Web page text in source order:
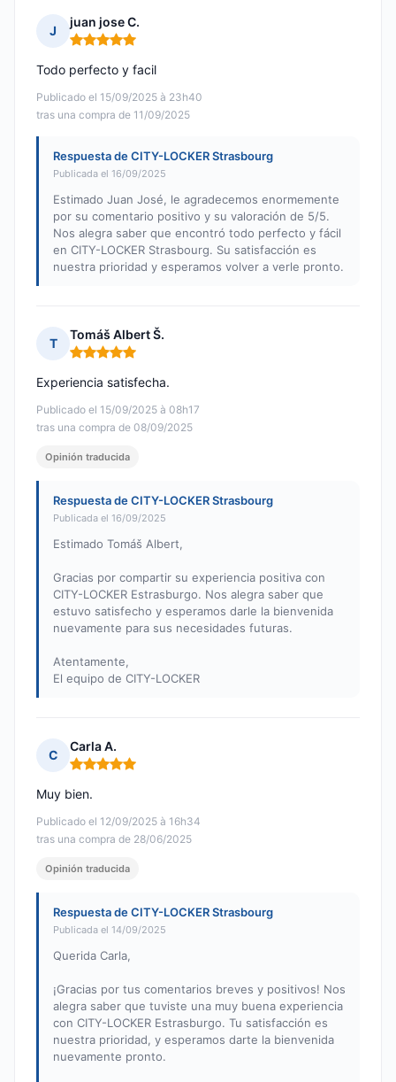
J
juan jose C.
Nota: 5 de 5
Publicado el 15/09/2025 à 23h40
tras una compra de 11/09/2025
Todo perfecto y facil
Respuesta de CITY-LOCKER Strasbourg
Publicada el 16/09/2025
Estimado Juan José, le agradecemos enormemente
por su comentario positivo y su valoración de 5/5.
Nos alegra saber que encontró todo perfecto y fácil
en CITY-LOCKER Strasbourg. Su satisfacción es
nuestra prioridad y esperamos volver a verle pronto.
T
Tomáš Albert Š.
Nota: 5 de 5
Publicado el 15/09/2025 à 08h17
tras una compra de 08/09/2025
Experiencia satisfecha.
Opinión traducida
Respuesta de CITY-LOCKER Strasbourg
Publicada el 16/09/2025
Estimado Tomáš Albert,
Gracias por compartir su experiencia positiva con
CITY-LOCKER Estrasburgo. Nos alegra saber que
estuvo satisfecho y esperamos darle la bienvenida
nuevamente para sus necesidades futuras.
Atentamente,
El equipo de CITY-LOCKER
C
Carla A.
Nota: 5 de 5
Publicado el 12/09/2025 à 16h34
tras una compra de 28/06/2025
Muy bien.
Opinión traducida
Respuesta de CITY-LOCKER Strasbourg
Publicada el 14/09/2025
Querida Carla,
¡Gracias por tus comentarios breves y positivos! Nos
alegra saber que tuviste una muy buena experiencia
con CITY-LOCKER Estrasburgo. Tu satisfacción es
nuestra prioridad, y esperamos darte la bienvenida
nuevamente pronto.